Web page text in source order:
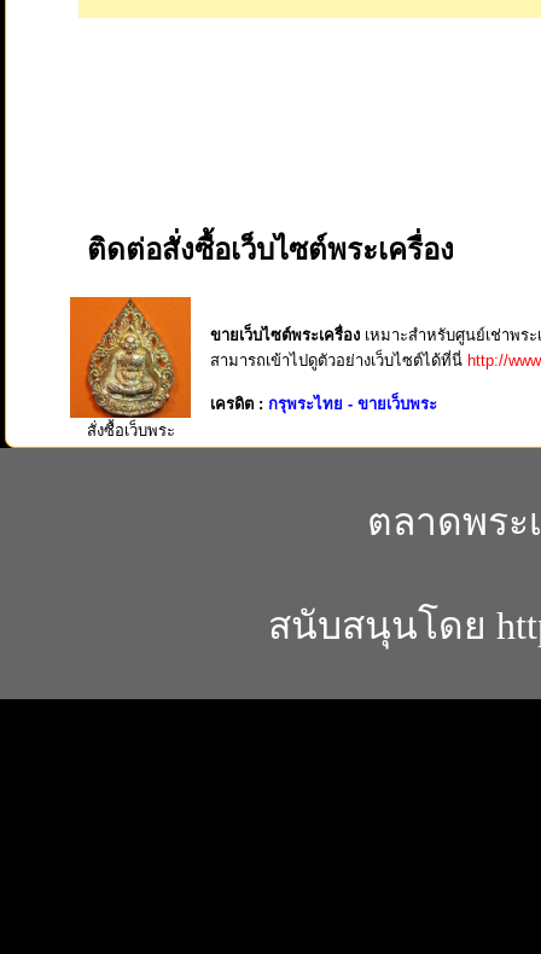
ติดต่อสั่งซื้อเว็บไซต์พระเครื่อง
สั่งซื้อเว็บพระ
ขายเว็บไซต์พระเครื่อง เหมาะสำหรับศูนย์เช่าพระ
สามารถเข้าไปดูตัวอย่างเว็บไซต์ได้ที่นี่ http://
เครดิต : กรุพระไทย - ขายเว็บพระ
ตลาดพระ
สนับสนุนโดย